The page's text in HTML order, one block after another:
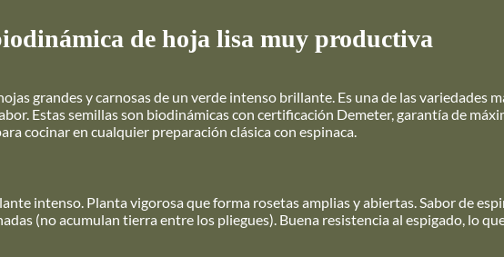
de hoja lisa muy productiva
grandes y carnosas de un verde intenso brillante. Es una de las variedades
Estas semillas son biodinámicas con certificación Demeter, garantía de
cocinar en cualquier preparación clásica con espinaca.
intenso. Planta vigorosa que forma rosetas amplias y abiertas. Sabor de
(no acumulan tierra entre los pliegues). Buena resistencia al espigado, lo